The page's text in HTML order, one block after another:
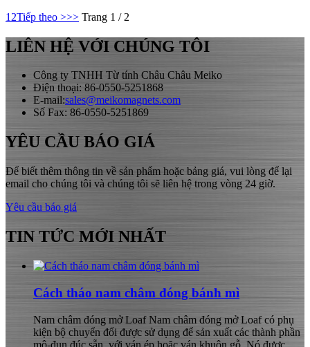
1 2Tiếp theo >>> Trang 1 / 2
LIÊN HỆ VỚI CHÚNG TÔI
Công ty TNHH Từ tính Châu Châu Meiko
Điện thoại: 86-0550-5251868
E-mail:sales@meikomagnets.com
Số Fax: 86-0550-5251869
YÊU CẦU BÁO GIÁ
Để biết thêm thông tin về sản phẩm hoặc bảng giá, vui lòng để lại
email cho chúng tôi và chúng tôi sẽ liên hệ trong vòng 24 giờ.
Yêu cầu báo giá
TIN TỨC MỚI NHẤT
Cách tháo nam châm đóng bánh mì
Nam châm đóng mở Loaf Nam châm đóng mở Loaf có phụ
kiện bộ chuyển đổi được sử dụng để sản xuất các thành phần
mô-đun đúc sẵn, với ván ép hoặc ván khuôn gỗ. Nó được